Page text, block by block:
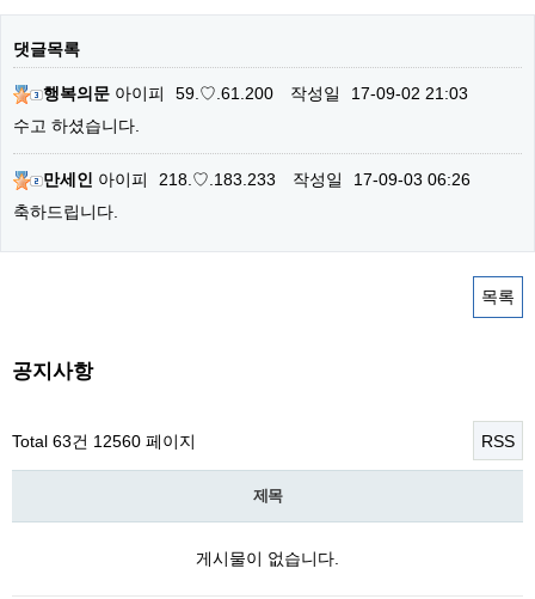
댓글목록
행복의문 아이피 59.♡.61.200 작성일
17-09-02 21:03
수고 하셨습니다.
만세인 아이피 218.♡.183.233 작성일
17-09-03 06:26
축하드립니다.
목록
공지사항
Total 63건 12560 페이지 RSS
제목
게시물이 없습니다.